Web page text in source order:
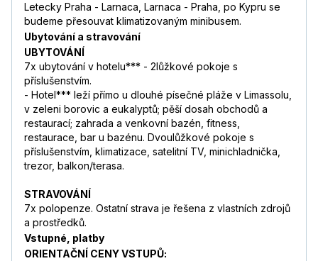
Letecky Praha - Larnaca, Larnaca - Praha, po Kypru se
budeme přesouvat klimatizovaným minibusem.
Ubytování a stravování
UBYTOVÁNÍ
7x ubytování v hotelu*** - 2lůžkové pokoje s
příslušenstvím.
- Hotel*** leží přímo u dlouhé písečné pláže v Limassolu,
v zeleni borovic a eukalyptů; pěší dosah obchodů a
restaurací; zahrada a venkovní bazén, fitness,
restaurace, bar u bazénu. Dvoulůžkové pokoje s
příslušenstvím, klimatizace, satelitní TV, minichladnička,
trezor, balkon/terasa.
STRAVOVÁNÍ
7x polopenze. Ostatní strava je řešena z vlastních zdrojů
a prostředků.
Vstupné, platby
ORIENTAČNÍ CENY VSTUPŮ: